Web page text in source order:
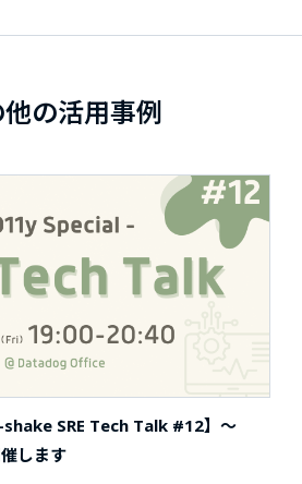
の活用事例
shake SRE Tech Talk #12】〜
します